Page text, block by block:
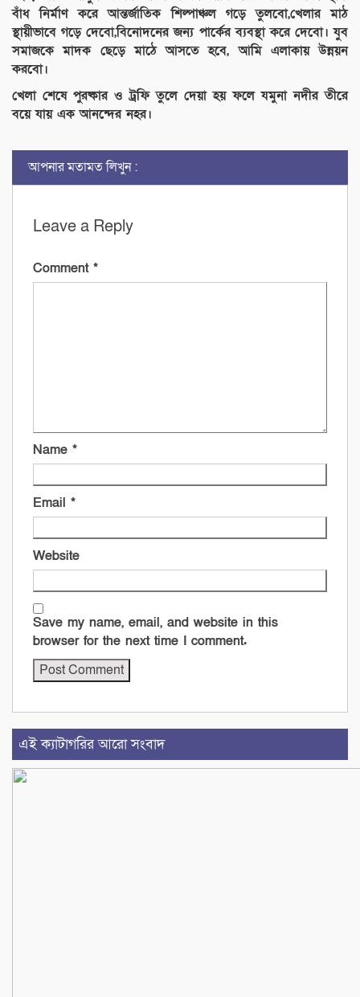
বাঁধ নির্মাণ করে আন্তর্জাতিক শিল্পাঞ্চল গড়ে তুলবো,খেলার মাঠ
স্থায়ীভাবে গড়ে দেবো,বিনোদনের জন্য পার্কের ব্যবস্থা করে দেবো। যুব
সমাজকে মাদক ছেড়ে মাঠে আসতে হবে, আমি এলাকায় উন্নয়ন
করবো।
খেলা শেষে পুরষ্কার ও ট্রফি তুলে দেয়া হয় ফলে যমুনা নদীর তীরে
বয়ে যায় এক আনন্দের নহর।
আপনার মতামত লিখুন :
Leave a Reply
Comment *
Name *
Email *
Website
Save my name, email, and website in this
browser for the next time I comment.
এই ক্যাটাগরির আরো সংবাদ